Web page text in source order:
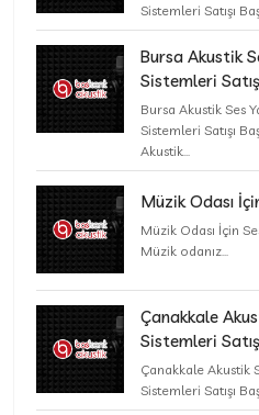
Sistemleri Satışı
Bursa Akustik
Sistemleri
Bursa Akustik Ses
Sistemleri Satışı
Akustik...
Müzik Odası
Müzik Odası İçin
Müzik odanız...
Çanakkale
Sistemleri
Çanakkale Akustik
Sistemleri Satışı